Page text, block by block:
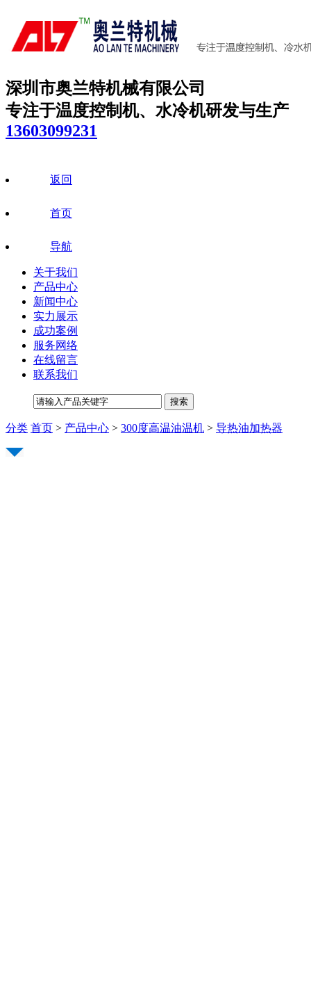
深圳市奥兰特机械有限公司
专注于温度控制机、水冷机研发与生产
13603099231
返回
首页
导航
关于我们
产品中心
新闻中心
实力展示
成功案例
服务网络
在线留言
联系我们
分类 首页 > 产品中心 > 300度高温油温机 > 导热油加热器